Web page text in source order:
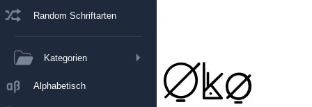
Random Schriftarten
Kategorien
Alphabetisch